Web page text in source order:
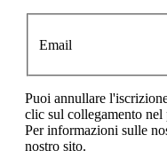
Email
Puoi annullare
clic sul collegamento
Per informazioni sulle
nostro sito.